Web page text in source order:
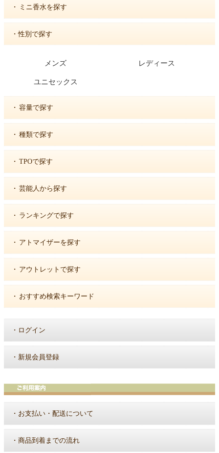
・ ミニ香水を探す
・性別で探す
メンズ レディース
ユニセックス
・ 容量で探す
・ 種類で探す
・ TPOで探す
・ 芸能人から探す
・ ランキングで探す
・ アトマイザーを探す
・ アウトレットで探す
・ おすすめ検索キーワード
・ ログイン
・ 新規会員登録
・ お支払い・配送について
・ 商品到着までの流れ